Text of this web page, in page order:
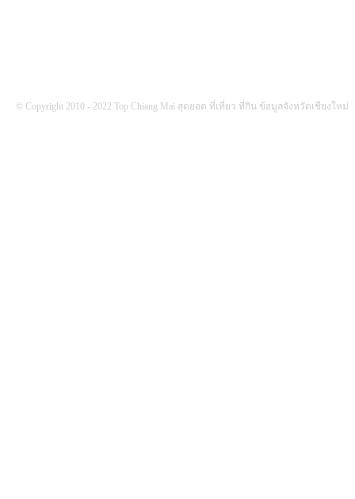
© Copyright 2010 - 2022 Top Chiang Mai สุดยอด ที่เที่ยว ที่กิน ข้อมูลจังหวัดเชียงใหม่